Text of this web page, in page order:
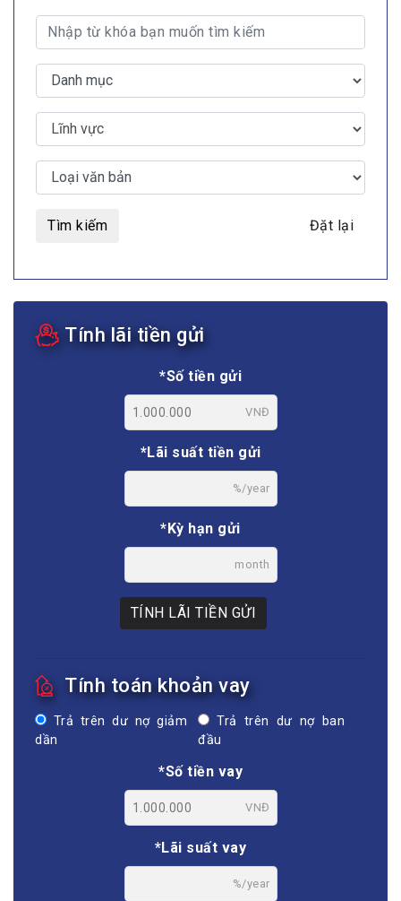
Tìm kiếm Đặt lại
Tính lãi tiền gửi
*Số tiền gửi
VNĐ
*Lãi suất tiền gửi
%/year
*Kỳ hạn gửi
month
TÍNH LÃI TIỀN GỬI
Tính toán khoản vay
Trả trên dư nợ giảm
dần
Trả trên dư nợ ban
đầu
*Số tiền vay
VNĐ
*Lãi suất vay
%/year